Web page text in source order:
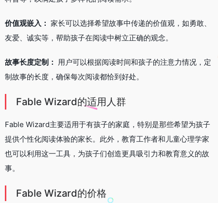
价值观嵌入： 家长可以选择希望故事中传递的价值观，如勇敢、
友爱、诚实等，帮助孩子在阅读中树立正确的观念。
故事长度定制： 用户可以根据阅读时间和孩子的注意力情况，定
制故事的长度，确保每次阅读都恰到好处。
Fable Wizard的适用人群
Fable Wizard主要适用于有孩子的家庭，特别是那些希望为孩子
提供个性化阅读体验的家长。此外，教育工作者和儿童心理学家
也可以利用这一工具，为孩子们创造更具吸引力和教育意义的故
事。
Fable Wizard的价格